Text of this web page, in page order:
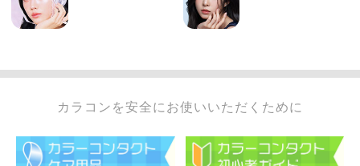
カラコンを安全にお使いいただくために